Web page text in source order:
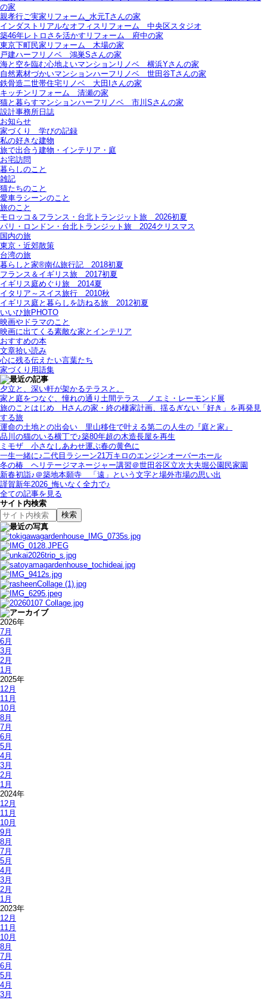
の家
親孝行ご実家リフォーム_水元Tさんの家
インダストリアルなオフィスリフォーム＿中央区スタジオ
築46年レトロさを活かすリフォーム＿府中の家
東京下町民家リフォーム＿木場の家
戸建ハーフリノベ＿鴻巣Sさんの家
海と空を臨む心地よいマンションリノベ＿横浜Yさんの家
自然素材づかいマンションハーフリノベ＿世田谷Tさんの家
鉄骨造二世帯住宅リノベ＿大田Iさんの家
キッチンリフォーム＿清瀬の家
猫と暮らすマンションハーフリノベ＿市川Sさんの家
設計事務所日誌
お知らせ
家づくり 学びの記録
私の好きな建物
旅で出合う建物・インテリア・庭
お宅訪問
暮らしのこと
雑記
猫たちのこと
愛車ラシーンのこと
旅のこと
モロッコ＆フランス・台北トランジット旅＿2026初夏
パリ・ロンドン・台北トランジット旅＿2024クリスマス
国内の旅
東京・近郊散策
台湾の旅
暮らしと家®南仏旅行記＿2018初夏
フランス＆イギリス旅＿2017初夏
イギリス庭めぐり旅＿2014夏
イタリア～スイス旅行 2010秋
イギリス庭と暮らしを訪ねる旅＿2012初夏
いいひ旅PHOTO
映画やドラマのこと
映画に出てくる素敵な家とインテリア
おすすめの本
文章拾い読み
心に残る伝えたい言葉たち
家づくり用語集
夕立と、深い軒が架かるテラスと。
家と庭をつなぐ、憧れの通り土間テラス＿ノエミ・レーモンド展
旅のことはじめ＿Hさんの家・終の棲家計画、揺るぎない「好き」を再発見
する旅
運命の土地との出会い＿里山移住で叶える第二の人生の『庭と家』
品川の猫のいる横丁で♪築80年超の木造長屋を再生
ミモザ＿小さなしあわせ運ぶ春の黄色に
一生一緒に♪二代目ラシーン21万キロのエンジンオーバーホール
冬の椿＿ヘリテージマネージャー講習＠世田谷区立次大夫堀公園民家園
新春初詣♪＠築地本願寺＿「遠」という文字と場外市場の思い出
謹賀新年2026_悔いなく全力で♪
全ての記事を見る
サイト内検索
2026年
7月
6月
3月
2月
1月
2025年
12月
11月
10月
8月
7月
6月
5月
4月
3月
2月
1月
2024年
12月
11月
10月
9月
8月
7月
5月
4月
3月
2月
1月
2023年
12月
11月
10月
8月
7月
6月
5月
4月
3月